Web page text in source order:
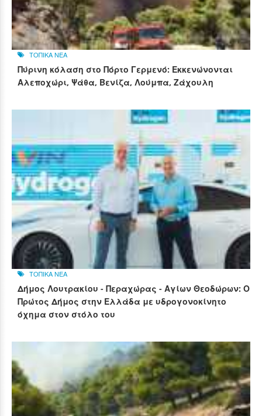
ΤΟΠΙΚΑ ΝΕΑ
Πύρινη κόλαση στο Πόρτο Γερμενό: Εκκενώνονται
Αλεποχώρι, Ψάθα, Βενίζα, Λούμπα, Ζάχουλη
ΤΟΠΙΚΑ ΝΕΑ
Δήμος Λουτρακίου - Περαχώρας - Αγίων Θεοδώρων: Ο
Πρώτος Δήμος στην Ελλάδα με υδρογονοκίνητο
όχημα στον στόλο του